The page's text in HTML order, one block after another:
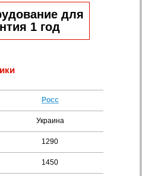
для
1 год
Росс
Украина
1290
1450